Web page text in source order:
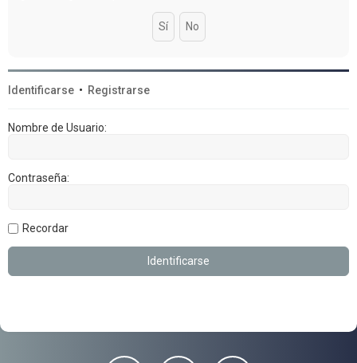
Identificarse • Registrarse
Nombre de Usuario:
Contraseña:
Recordar